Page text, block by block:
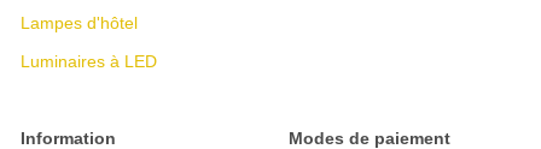
Lampes d'hôtel
Luminaires à LED
Information Modes de paiement